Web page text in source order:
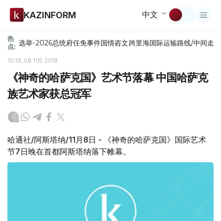
KAZINFORM 中文
热
点: 选举-2026总统府任免事件国情咨文跨里海国际运输路线/中间走廊
10:18, 08 11月 2018
《神奇的哈萨克国》艺术节落幕 中国哈萨克
族艺术家获总冠军
哈通社/阿斯塔纳/11月8日 - 《神奇的哈萨克国》国际艺术
节7日晚在首都阿斯塔纳落下帷幕。